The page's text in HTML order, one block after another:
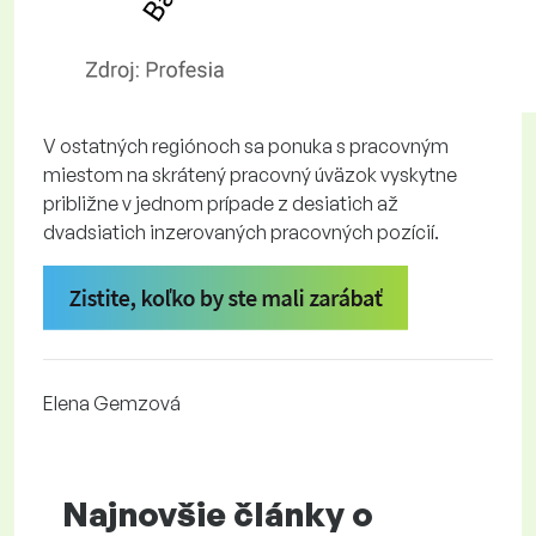
V ostatných regiónoch sa ponuka s pracovným
miestom na skrátený pracovný úväzok vyskytne
približne v jednom prípade z desiatich až
dvadsiatich inzerovaných pracovných pozícií.
Elena Gemzová
Najnovšie články o